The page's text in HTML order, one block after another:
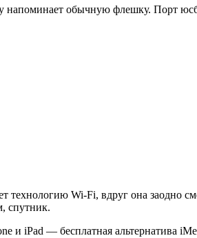
обычную флешку. Порт
технологию Wi-Fi, вдруг она заодно
спутник.
и iPad — бесплатная альтернатива